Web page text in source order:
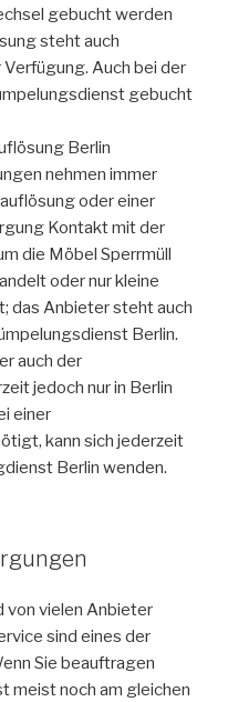
gebucht werden
steht auch
Auch bei der
gebucht
Berlin
nehmen immer
oder einer
Kontakt mit der
die Möbel Sperrmüll
oder nur kleine
das Anbieter steht auch
Berlin.
auch der
jedoch nur in Berlin
einer
kann sich jederzeit
Berlin wenden.
von vielen Anbieter
sind eines der
Sie beauftragen
meist noch am gleichen